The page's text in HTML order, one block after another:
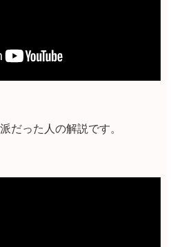
だった人の解説です。